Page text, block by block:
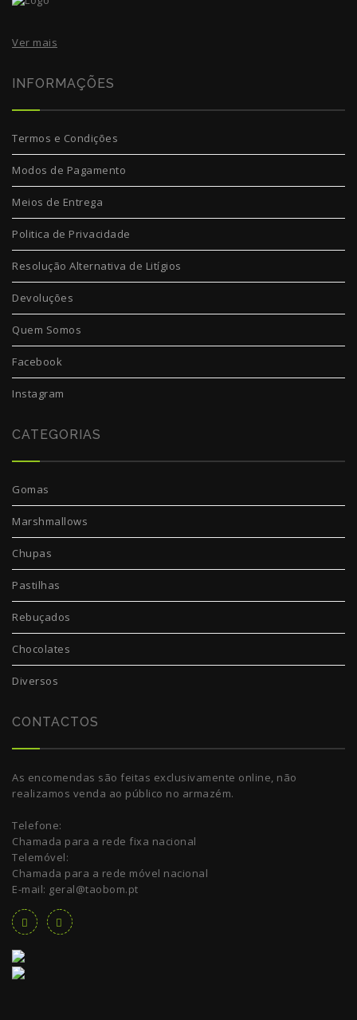
Ver mais
INFORMAÇÕES
Termos e Condições
Modos de Pagamento
Meios de Entrega
Politica de Privacidade
Resolução Alternativa de Litígios
Devoluções
Quem Somos
Facebook
Instagram
CATEGORIAS
Gomas
Marshmallows
Chupas
Pastilhas
Rebuçados
Chocolates
Diversos
CONTACTOS
As encomendas são feitas exclusivamente online, não
realizamos venda ao público no armazém.
Telefone:
Chamada para a rede fixa nacional
Telemóvel:
Chamada para a rede móvel nacional
E-mail: geral@taobom.pt